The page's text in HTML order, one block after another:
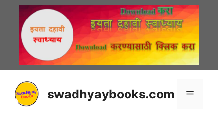
content
swadhyaybooks.com Menu